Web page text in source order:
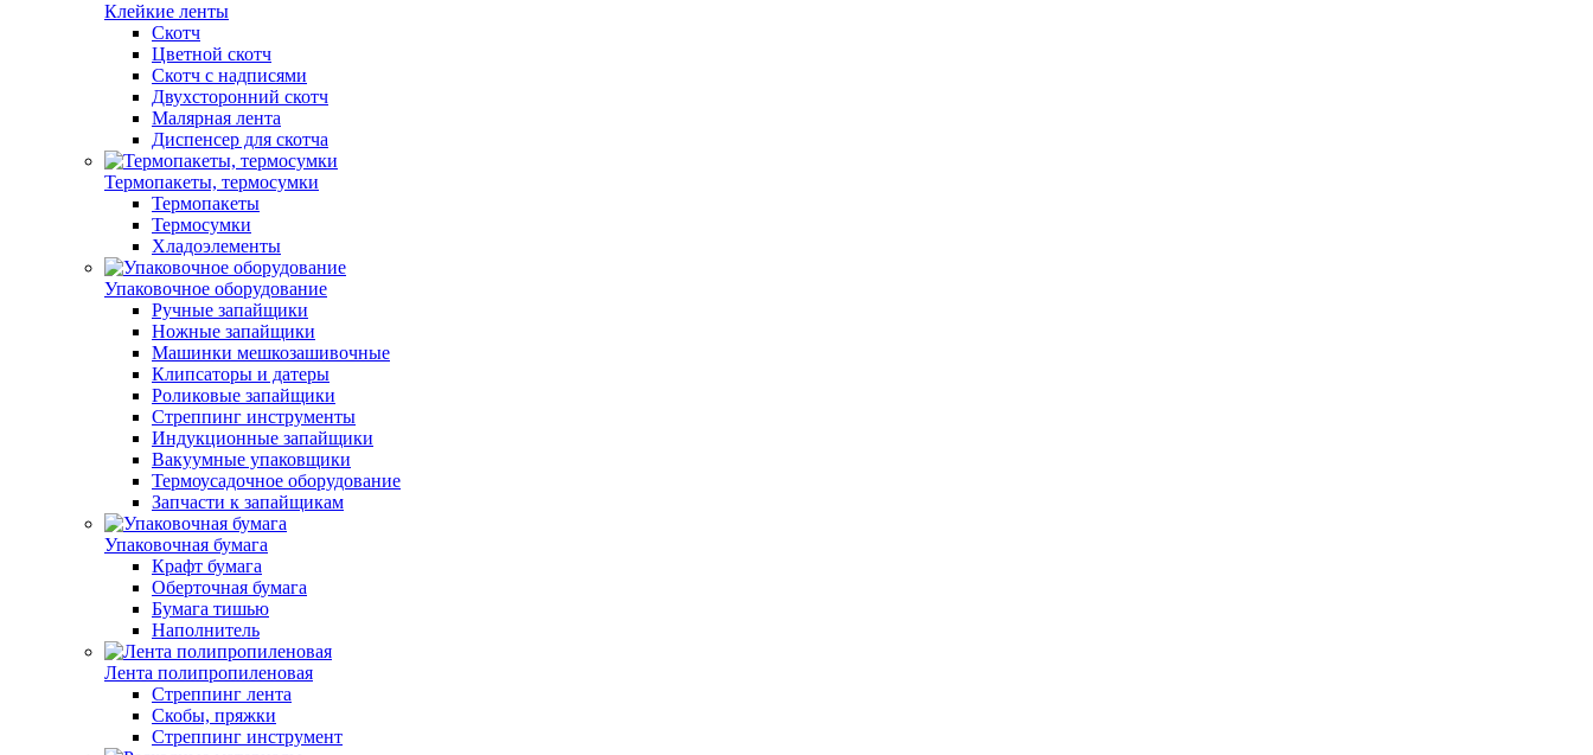
Клейкие ленты
Скотч
Цветной скотч
Скотч с надписями
Двухсторонний скотч
Малярная лента
Диспенсер для скотча
Термопакеты, термосумки
Термопакеты
Термосумки
Хладоэлементы
Упаковочное оборудование
Ручные запайщики
Ножные запайщики
Машинки мешкозашивочные
Клипсаторы и датеры
Роликовые запайщики
Стреппинг инструменты
Индукционные запайщики
Вакуумные упаковщики
Термоусадочное оборудование
Запчасти к запайщикам
Упаковочная бумага
Крафт бумага
Оберточная бумага
Бумага тишью
Наполнитель
Лента полипропиленовая
Стреппинг лента
Скобы, пряжки
Стреппинг инструмент